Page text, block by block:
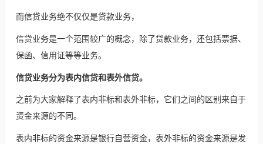
而信贷业务绝不仅仅是贷款业务，
信贷业务是一个范围较广的概念，除了贷款业务，还包括票据、
保函、 信用证等等业务。
信贷业务分为表内信贷和表外信贷。
之前为大家解释了表内非标和表外非标，它们之间的区别来自于
资金来源的不同。
表内非标的资金来源是银行自营资金，表外非标的资金来源是发